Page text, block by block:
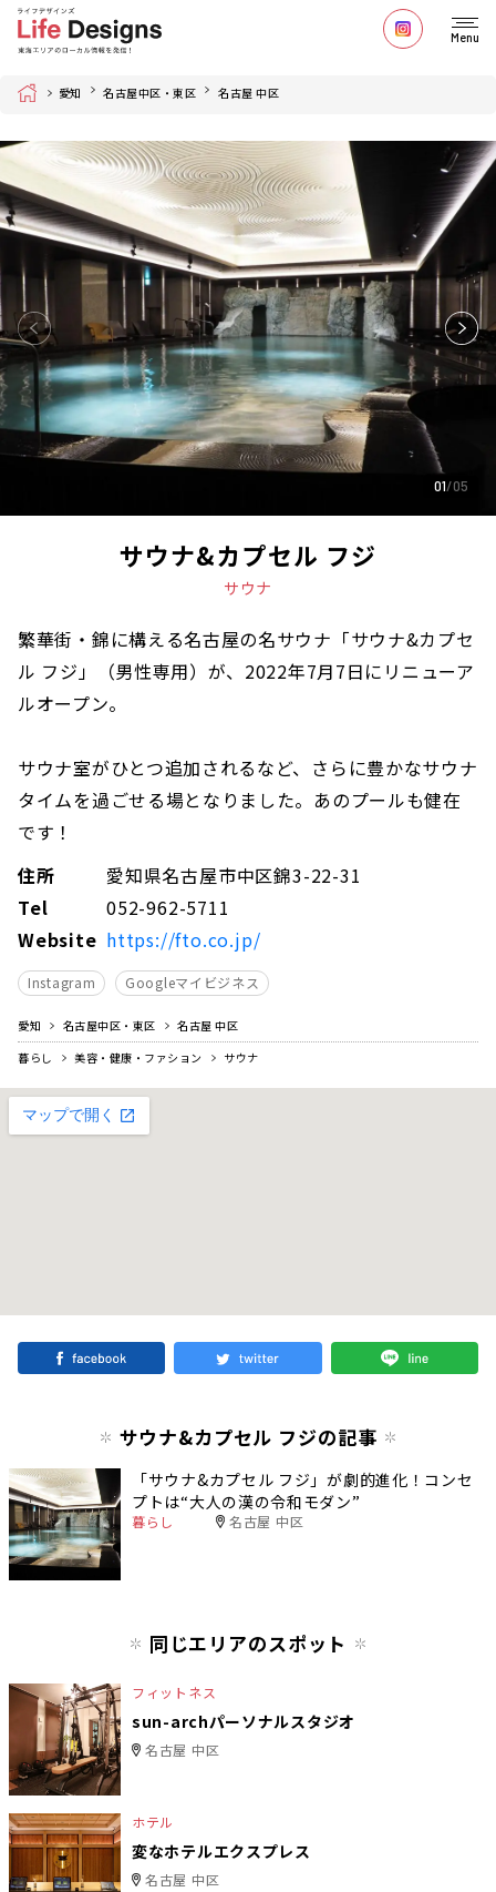
Menu
Home 愛知 名古屋中区・東区 名古屋 中区
01 05
サウナ&カプセル フジ
サウナ
繁華街・錦に構える名古屋の名サウナ「サウナ&カプセ
ル フジ」（男性専用）が、2022年7月7日にリニューア
ルオープン。
サウナ室がひとつ追加されるなど、さらに豊かなサウナ
タイムを過ごせる場となりました。あのプールも健在
です！
住所
愛知県名古屋市中区錦3-22-31
Tel
052-962-5711
Website https://fto.co.jp/
Instagram Googleマイビジネス
愛知 名古屋中区・東区
名古屋 中区
暮らし
美容・健康・ファション サウナ
サウナ&カプセル フジの記事
「サウナ&カプセル フジ」が劇的進化！コンセ
プトは“大人の漢の令和モダン”
暮らし 名古屋 中区
同じエリアのスポット
フィットネス
sun-archパーソナルスタジオ
名古屋 中区
ホテル
変なホテルエクスプレス
名古屋 中区